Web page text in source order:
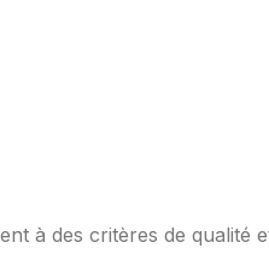
à des critères de